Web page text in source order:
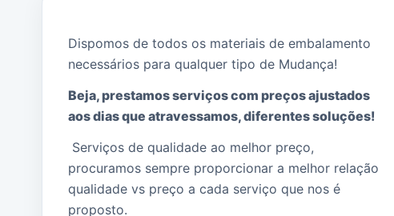
Dispomos de todos os materiais de embalamento
necessários para qualquer tipo de Mudança!
Beja, prestamos serviços com preços ajustados
aos dias que atravessamos, diferentes soluções!
Serviços de qualidade ao melhor preço,
procuramos sempre proporcionar a melhor relação
qualidade vs preço a cada serviço que nos é
proposto.